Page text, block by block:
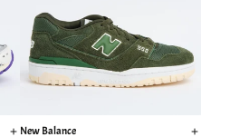
New Balance